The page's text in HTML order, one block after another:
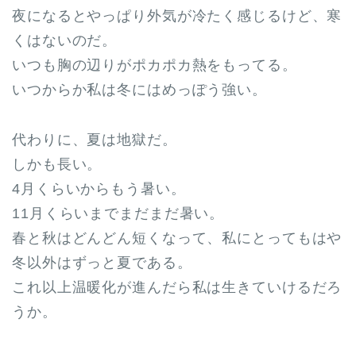
夜になるとやっぱり外気が冷たく感じるけど、寒
くはないのだ。
いつも胸の辺りがポカポカ熱をもってる。
いつからか私は冬にはめっぽう強い。
代わりに、夏は地獄だ。
しかも長い。
4月くらいからもう暑い。
11月くらいまでまだまだ暑い。
春と秋はどんどん短くなって、私にとってもはや
冬以外はずっと夏である。
これ以上温暖化が進んだら私は生きていけるだろ
うか。